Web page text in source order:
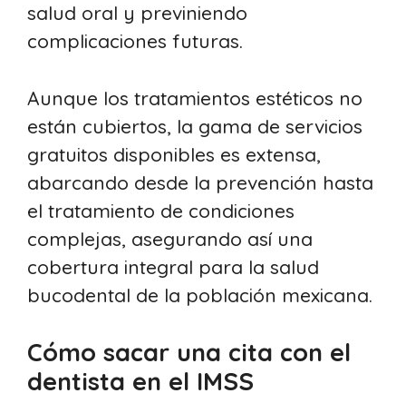
salud oral y previniendo
complicaciones futuras.
Aunque los tratamientos estéticos no
están cubiertos, la gama de servicios
gratuitos disponibles es extensa,
abarcando desde la prevención hasta
el tratamiento de condiciones
complejas, asegurando así una
cobertura integral para la salud
bucodental de la población mexicana.
Cómo sacar una cita con el
dentista en el IMSS